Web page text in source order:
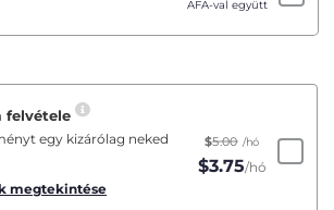
ÁFÁ-val együtt
felvétele
egy kizárólag neked
megtekintése
$5.00 /hó
$3.75/hó